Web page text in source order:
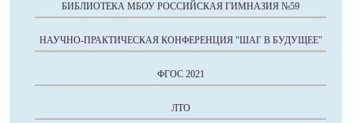
БИБЛИОТЕКА МБОУ РОССИЙСКАЯ ГИМНАЗИЯ №59
НАУЧНО-ПРАКТИЧЕСКАЯ КОНФЕРЕНЦИЯ "ШАГ В БУДУЩЕЕ"
ФГОС 2021
ЛТО